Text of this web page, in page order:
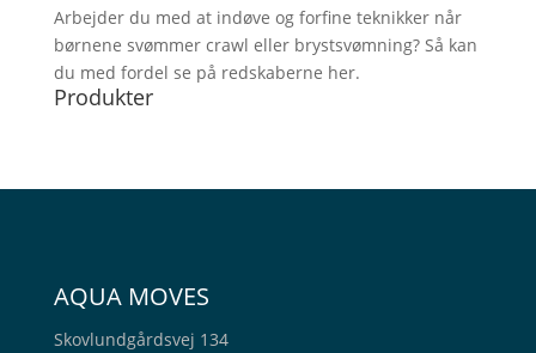
Arbejder du med at indøve og forfine teknikker når
børnene svømmer crawl eller brystsvømning? Så kan
du med fordel se på redskaberne her.
Produkter
AQUA MOVES
Skovlundgårdsvej 134